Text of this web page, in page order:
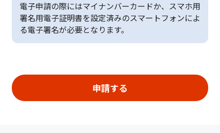
電子申請の際にはマイナンバーカードか、スマホ用
署名用電子証明書を設定済みのスマートフォンによ
る電子署名が必要となります。